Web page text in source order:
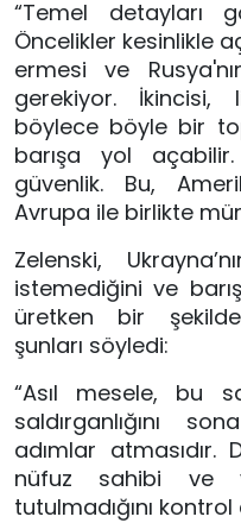
“Temel detayları
Öncelikler kesinlikle
ermesi ve
gerekiyor.
böylece böyle bir
barışa yol
güvenlik. Bu,
Avrupa ile birlikte
Zelenski,
istemediğini ve
üretken bir şekilde
şunları söyledi:
“Asıl mesele, bu
saldırganlığını
adımlar atmasıdır.
nüfuz sahibi ve
tutulmadığını